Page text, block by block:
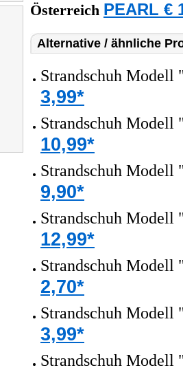
Österreich PEARL €
Alternative / ähnliche
Strandschuh Modell
3,99*
Strandschuh Modell
10,99*
Strandschuh Modell
9,90*
Strandschuh Modell
12,99*
Strandschuh Modell
2,70*
Strandschuh Modell
3,99*
Strandschuh Modell